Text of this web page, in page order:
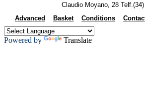
Claudio Moyano, 28
Advanced
Basket Conditions
Powered by Translate